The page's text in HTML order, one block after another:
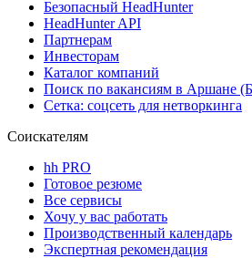
Безопасный HeadHunter
HeadHunter API
Партнерам
Инвесторам
Каталог компаний
Поиск по вакансиям в Аршане
Сетка: соцсеть для нетворкинга
Соискателям
hh PRO
Готовое резюме
Все сервисы
Хочу у вас работать
Производственный календарь
Экспертная рекомендация